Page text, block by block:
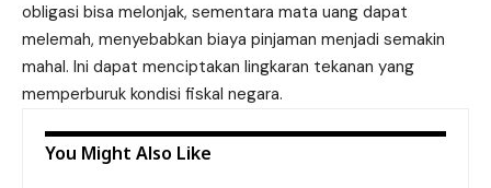
obligasi bisa melonjak, sementara mata uang dapat
melemah, menyebabkan biaya pinjaman menjadi semakin
mahal. Ini dapat menciptakan lingkaran tekanan yang
memperburuk kondisi fiskal negara.
You Might Also Like